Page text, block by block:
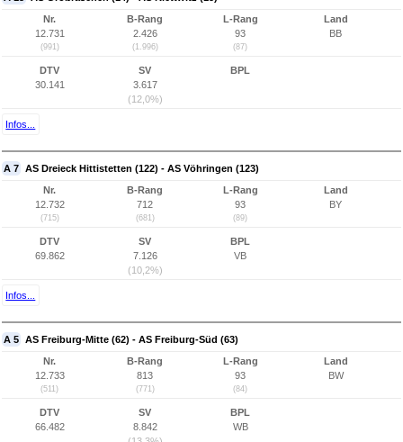
Nr.
12.731
(991)
B-Rang
2.426
(1.996)
L-Rang
93
(87)
Land
BB
DTV
30.141
SV
3.617
(12,0%)
BPL
Infos...
A 7 AS Dreieck Hittistetten (122) - AS Vöhringen (123)
Nr.
12.732
(715)
B-Rang
712
(681)
L-Rang
93
(89)
Land
BY
DTV
69.862
SV
7.126
(10,2%)
BPL
VB
Infos...
A 5 AS Freiburg-Mitte (62) - AS Freiburg-Süd (63)
Nr.
12.733
(511)
B-Rang
813
(771)
L-Rang
93
(84)
Land
BW
DTV
66.482
SV
8.842
BPL
WB